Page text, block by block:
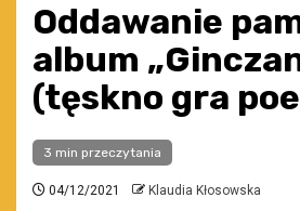
Oddawanie
album
(tęskno gra
3 min przeczytania
04/12/2021 Klaudia Kłosowska